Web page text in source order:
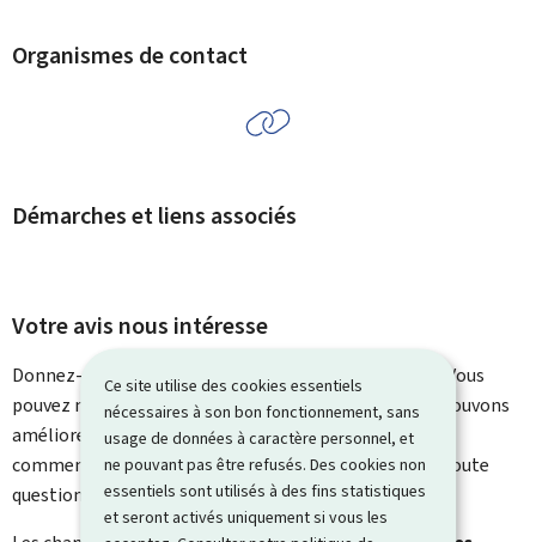
Ce site utilise des cookies essentiels
nécessaires à son bon fonctionnement, sans
usage de données à caractère personnel, et
ne pouvant pas être refusés. Des cookies non
essentiels sont utilisés à des fins statistiques
et seront activés uniquement si vous les
Organismes de contact
Démarches et liens associés
Votre avis nous intéresse
Donnez-nous votre avis sur le contenu de cette page. Vous
pouvez nous laisser un commentaire sur ce que nous pouvons
améliorer. Vous ne recevrez pas de réponse à votre
commentaire. Utilisez le formulaire de contact pour toute
question particulière.